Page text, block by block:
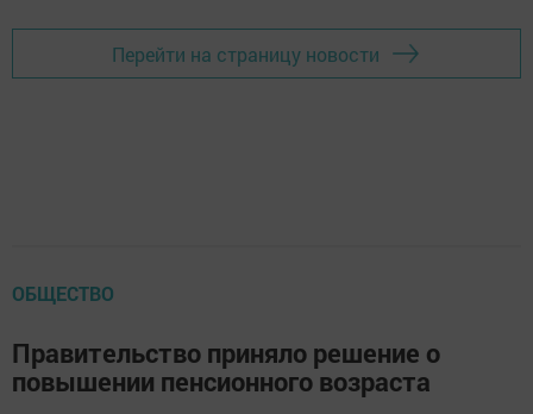
Перейти на страницу новости
ОБЩЕСТВО
Правительство приняло решение о
повышении пенсионного возраста